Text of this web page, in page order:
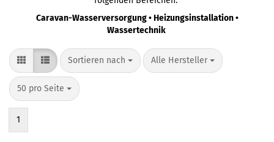
Caravan-Wasserversorgung • Heizungsinstallation •
Wassertechnik
Sortieren nach Alle Hersteller
50 pro Seite
1